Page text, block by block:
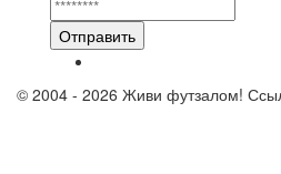
Отправить
© 2004 - 2026 Живи футзалом!